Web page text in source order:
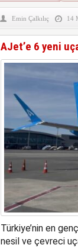
Emin Çalkılıç 14
AJet’e 6 yeni
Türkiye’nin en
nesilveçevreci